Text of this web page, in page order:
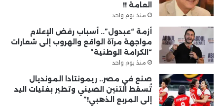
العامة !!
منذ يوم واحد
أزمة “عبدول”.. أسباب رفض الإعلام
مواجهة مرآة الواقع والهروب إلى شعارات
“الكرامة الوطنية”
منذ يوم واحد
صنع في مصر.. ريمونتادا المونديال
تُسقط التنين الصيني وتطير بفتيات اليد
إلى المربع الذهبي!”